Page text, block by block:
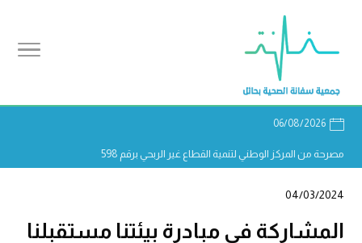
06/08/2026
مصرحة من المركز الوطني لتنمية القطاع غير الربحي برقم 598
04/03/2024
المشاركة في مبادرة بيئتنا مستقبلنا